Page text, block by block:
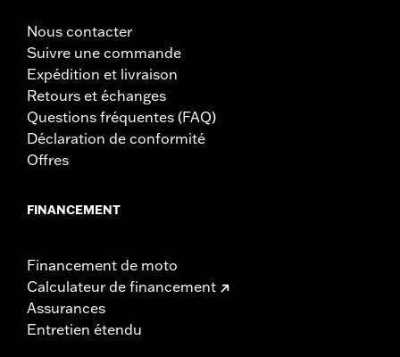
Nous contacter
Suivre une commande
Expédition et livraison
Retours et échanges
Questions fréquentes (FAQ)
Déclaration de conformité
Offres
FINANCEMENT
Financement de moto
Calculateur de financement
Assurances
Entretien étendu